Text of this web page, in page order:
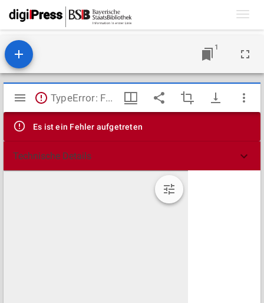
1
Mirador
Viewer
TypeError: Failed to fetch
Es ist ein Fehler aufgetreten
Technische Details